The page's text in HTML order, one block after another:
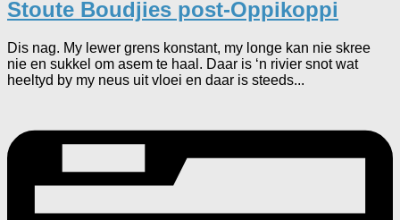
Stoute Boudjies post-Oppikoppi
Dis nag. My lewer grens konstant, my longe kan nie skree
nie en sukkel om asem te haal. Daar is ‘n rivier snot wat
heeltyd by my neus uit vloei en daar is steeds...